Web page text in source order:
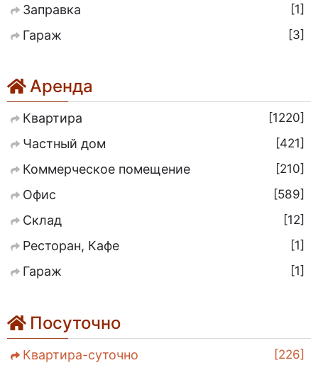
Заправка
1
Гараж
3
Аренда
Квартира
1220
Частный дом
421
Коммерческое помещение
210
Офис
589
Склад
12
Ресторан, Кафе
1
Гараж
1
Посуточно
Квартира-суточно
226